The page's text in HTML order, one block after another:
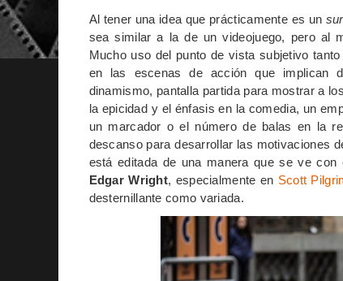
Al tener una idea que prácticamente es un
sea similar a la de un videojuego, pero al
Mucho uso del punto de vista subjetivo
en las escenas de acción que implican
dinamismo, pantalla partida para mostrar a
la epicidad y el énfasis en la comedia, un
un marcador o el número de balas en la
descanso para desarrollar las motivaciones
está editada de una manera que se ve
Edgar Wright, especialmente en Scott
desternillante como variada.